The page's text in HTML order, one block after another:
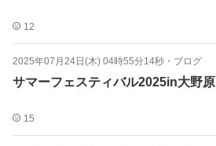
12
2025年07月24日(木) 04時55分14秒 ・ ブログ
サマーフェスティバル2025in大野原
15